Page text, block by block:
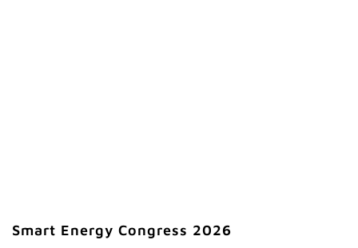
Smart Energy Congress 2026